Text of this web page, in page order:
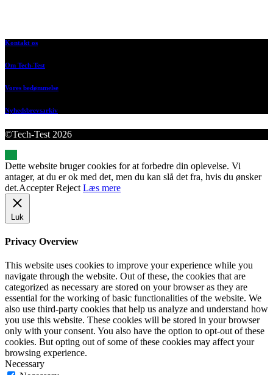
Kontakt os
Om Tech-Test
Vores bedømmelse
Nyhedsbrevsarkiv
©Tech-Test 2026
Dette website bruger cookies for at forbedre din oplevelse. Vi
antager, at du er ok med det, men du kan slå det fra, hvis du ønsker
det.Accepter Reject Læs mere
Luk
Privacy Overview
This website uses cookies to improve your experience while you
navigate through the website. Out of these, the cookies that are
categorized as necessary are stored on your browser as they are
essential for the working of basic functionalities of the website. We
also use third-party cookies that help us analyze and understand how
you use this website. These cookies will be stored in your browser
only with your consent. You also have the option to opt-out of these
cookies. But opting out of some of these cookies may affect your
browsing experience.
Necessary